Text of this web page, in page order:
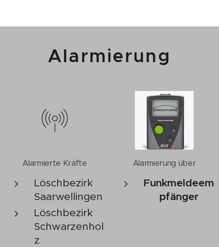
Alarmierung
Alarmierte Kräfte
Löschbezirk
Saarwellingen
Löschbezirk
Schwarzenhol
z
Alarmierung über
Funkmeldeem
pfänger